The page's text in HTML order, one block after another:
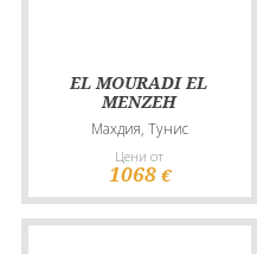
EL MOURADI EL
MENZEH
Махдия, Тунис
Цени от
1068 €